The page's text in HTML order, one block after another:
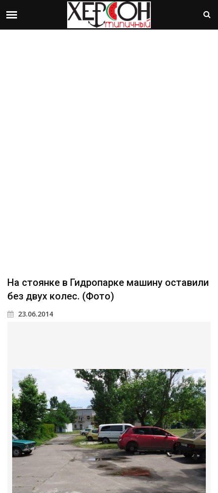
На стоянке в Гидропарке машину оставили
без двух колес. (Фото)
23.06.2014